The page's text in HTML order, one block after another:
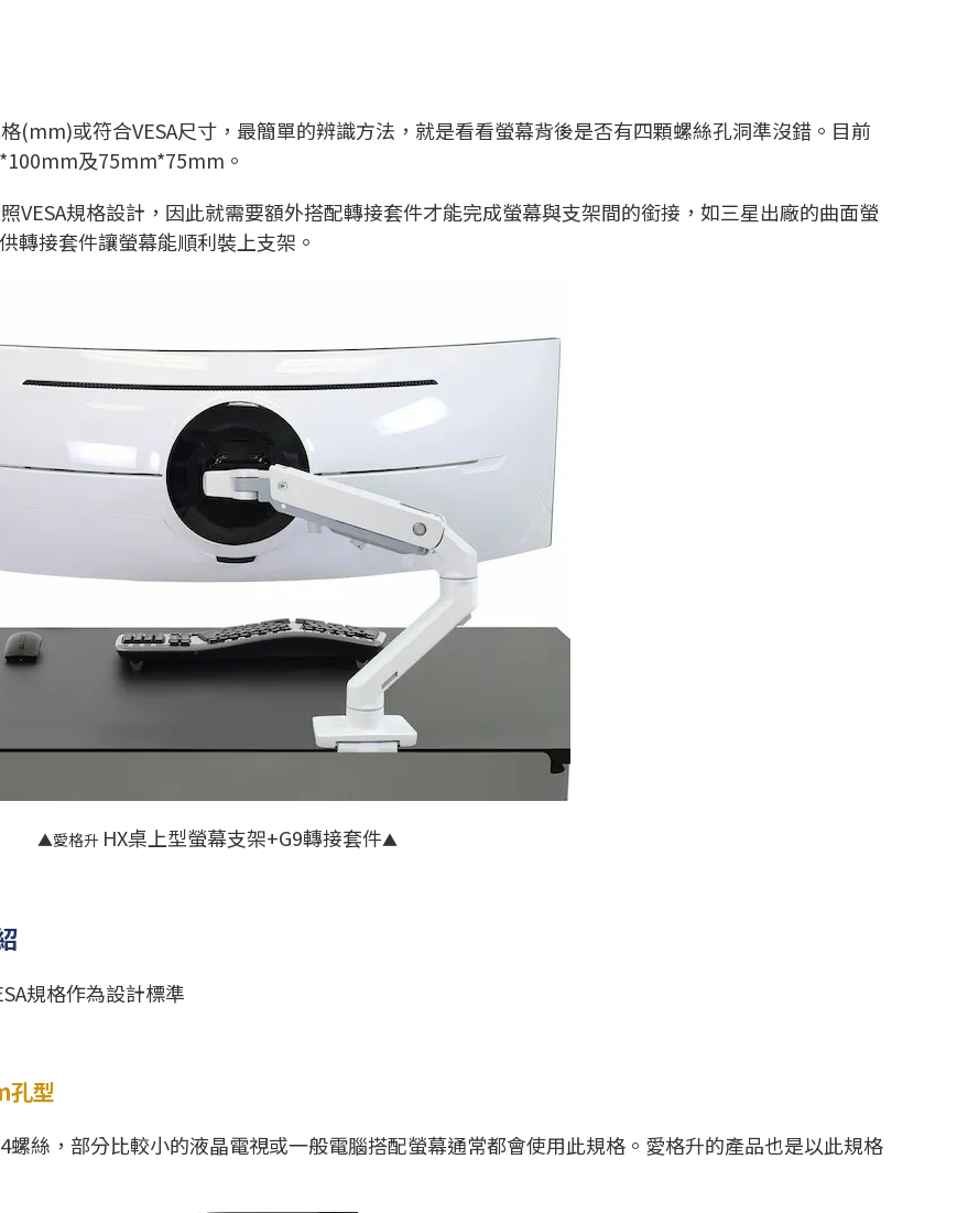
(mm)或符合VESA尺寸，最簡單的辨識方法，就是看看螢幕背後是否有四顆螺絲孔洞準沒錯。目前
及75mm*75mm。
VESA規格設計，因此就需要額外搭配轉接套件才能完成螢幕與支架間的銜接，如三星出廠的曲面螢
轉接套件讓螢幕能順利裝上支架。
▲愛格升 HX桌上型螢幕支架+G9轉接套件▲
規格作為設計標準
孔型
絲，部分比較小的液晶電視或一般電腦搭配螢幕通常都會使用此規格。愛格升的產品也是以此規格